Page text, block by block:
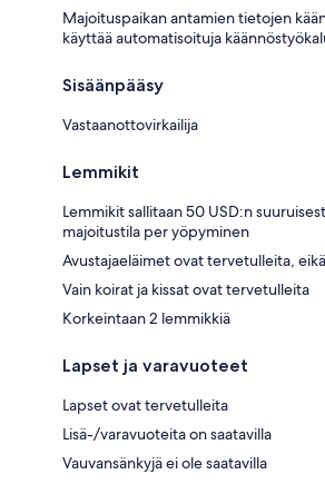
Majoituspaikan antamien tietojen
käyttää automatisoituja
Sisäänpääsy
Vastaanottovirkailija
Lemmikit
Lemmikit sallitaan 50 USD:n
majoitustila per yöpyminen
Avustajaeläimet ovat tervetulleita,
Vain koirat ja kissat ovat tervetulleita
Korkeintaan 2 lemmikkiä
Lapset ja varavuoteet
Lapset ovat tervetulleita
Lisä-/varavuoteita on saatavilla
Vauvansänkyjä ei ole saatavilla